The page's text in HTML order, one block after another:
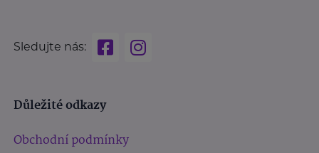
Sledujte nás:
Důležité odkazy
Obchodní podmínky